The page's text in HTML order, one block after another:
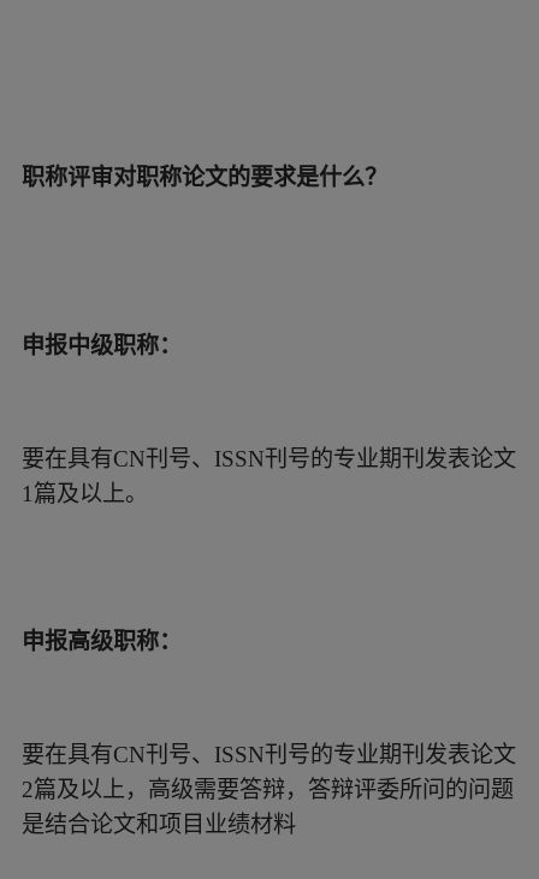
职称评审对职称论文的要求是什么？
申报中级职称：
要在具有CN刊号、ISSN刊号的专业期刊发表论文
1篇及以上。
申报高级职称：
要在具有CN刊号、ISSN刊号的专业期刊发表论文
2篇及以上，高级需要答辩，答辩评委所问的问题
是结合论文和项目业绩材料